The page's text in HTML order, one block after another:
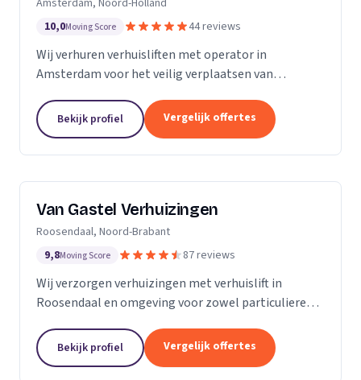
Amsterdam, Noord-Holland
10,0Moving Score 44 reviews
Wij verhuren verhuisliften met operator in
Amsterdam voor het veilig verplaatsen van
Bekijk profiel Vergelijk offertes
Van Gastel Verhuizingen
Roosendaal, Noord-Brabant
9,8Moving Score 87 reviews
Wij verzorgen verhuizingen met verhuislift in
Roosendaal en omgeving voor zowel particulieren
Bekijk profiel Vergelijk offertes